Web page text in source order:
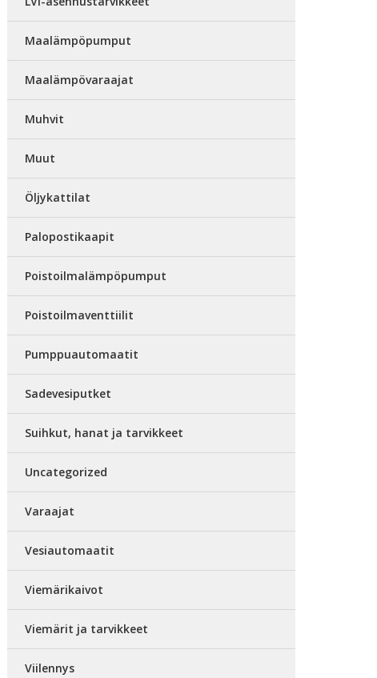
Maalämpöpumput
Maalämpövaraajat
Muhvit
Muut
Öljykattilat
Palopostikaapit
Poistoilmalämpöpumput
Poistoilmaventtiilit
Pumppuautomaatit
Sadevesiputket
Suihkut, hanat ja tarvikkeet
Uncategorized
Varaajat
Vesiautomaatit
Viemärikaivot
Viemärit ja tarvikkeet
Viilennys